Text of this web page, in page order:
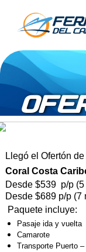
Llegó el Ofertón
Coral Costa
Desde $539 p/p (5
Desde $689 p/p (7
Paquete
Pasaje ida y vuelta
Camarote
Transporte Puerto